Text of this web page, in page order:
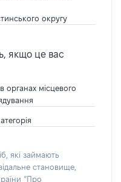
округу
якщо це вас
органах місцевого
які займають
становище,
“Про